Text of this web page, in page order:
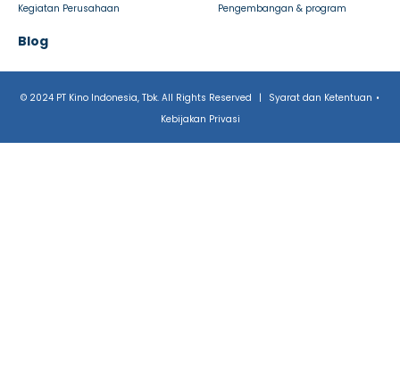
Kegiatan Perusahaan
Pengembangan & program
Blog
© 2024 PT Kino Indonesia, Tbk. All Rights Reserved | Syarat dan Ketentuan •
Kebijakan Privasi